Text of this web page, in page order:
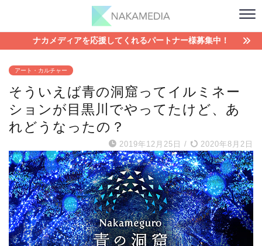
ナカメディアを応援してくれるパートナー様募集中！
アート・カルチャー
そういえば青の洞窟ってイルミネー
ションが目黒川でやってたけど、あ
れどうなったの？
2019年12月25日 / 2020年8月2日